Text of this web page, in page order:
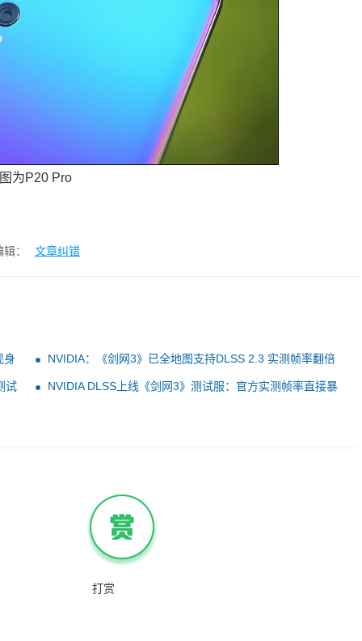
图为P20 Pro
： 文章纠错
身
NVIDIA：《剑网3》已全地图支持DLSS 2.3 实测帧率翻倍
试
NVIDIA DLSS上线《剑网3》测试服：官方实测帧率直接暴
打赏